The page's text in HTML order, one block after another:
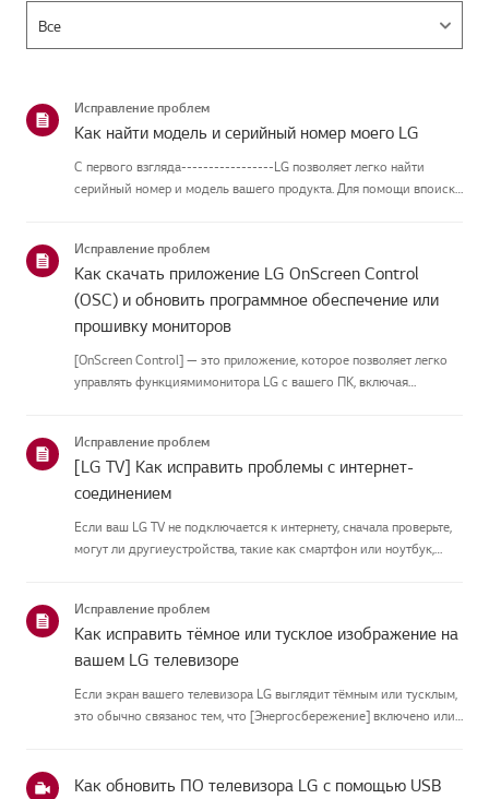
Исправление проблем
Как найти модель и серийный номер моего LG
С первого взгляда-----------------LG позволяет легко найти
серийный номер и модель вашего продукта. Для помощи впоиске
руководство создано...
Исправление проблем
Как скачать приложение LG OnScreen Control
(OSC) и обновить программное обеспечение или
прошивку мониторов
[OnScreen Control] — это приложение, которое позволяет легко
управлять функциямимонитора LG с вашего ПК, включая
приложение для вашей ...
Исправление проблем
[LG TV] Как исправить проблемы с интернет-
соединением
Если ваш LG TV не подключается к интернету, сначала проверьте,
могут ли другиеустройства, такие как смартфон или ноутбук,
Исправление проблем
Как исправить тёмное или тусклое изображение на
вашем LG телевизоре
Если экран вашего телевизора LG выглядит тёмным или тусклым,
это обычно связанос тем, что [Энергосбережение] включено или
Как обновить ПО телевизора LG с помощью USB